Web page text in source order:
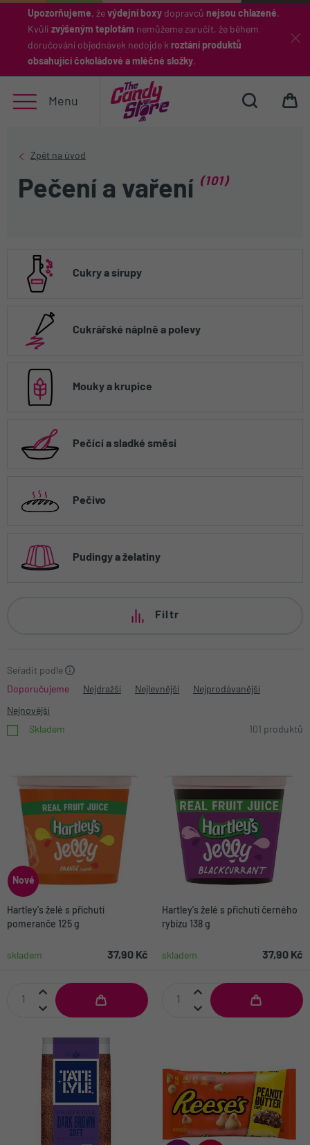
Upozorňujeme, že výdejní boxy dopravců nejsou chlazené.
Kvůli zvýšeným teplotám nemůžeme zaručit, že během
doručování objednávek nedojde k roztání produktů
obsahující čokoládové a mléčné složky.
Menu
Hledat
Pečení a vaření (101)
Cukry a sirupy
Cukrářské náplně a polevy
Mouky a krupice
Pečící a sladké směsi
Pečivo
Pudingy a želatiny
Filtr
Seřadit podle
Doporučujeme
Nejdražší Nejlevnější Nejprodávanější
Nejnovější
Skladem
101 produktů
Nové
Hartley's želé s příchutí
pomeranče 125 g
skladem 37,90 Kč
Hartley's želé s příchutí černého
rybízu 138 g
skladem 37,90 Kč